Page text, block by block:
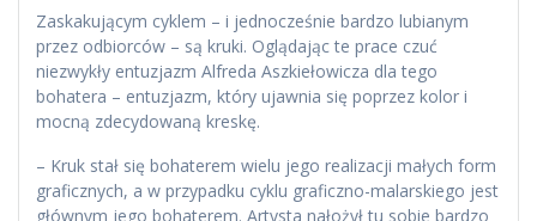
Zaskakującym cyklem – i jednocześnie bardzo lubianym
przez odbiorców – są kruki. Oglądając te prace czuć
niezwykły entuzjazm Alfreda Aszkiełowicza dla tego
bohatera – entuzjazm, który ujawnia się poprzez kolor i
mocną zdecydowaną kreskę.
– Kruk stał się bohaterem wielu jego realizacji małych form
graficznych, a w przypadku cyklu graficzno-malarskiego jest
głównym jego bohaterem. Artysta nałożył tu sobie bardzo